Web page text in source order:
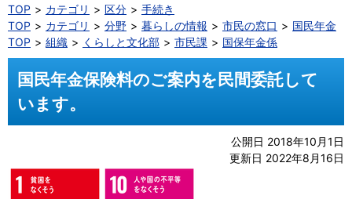
TOP
カテゴリ 区分
手続き
TOP
カテゴリ 分野 暮らしの情報 市民の窓口
国民年金
TOP
組織 くらしと文化部 市民課 国保年金係
国民年金保険料のご案内を民間委託して
います。
公開日 2018年10月1日
更新日 2022年8月16日